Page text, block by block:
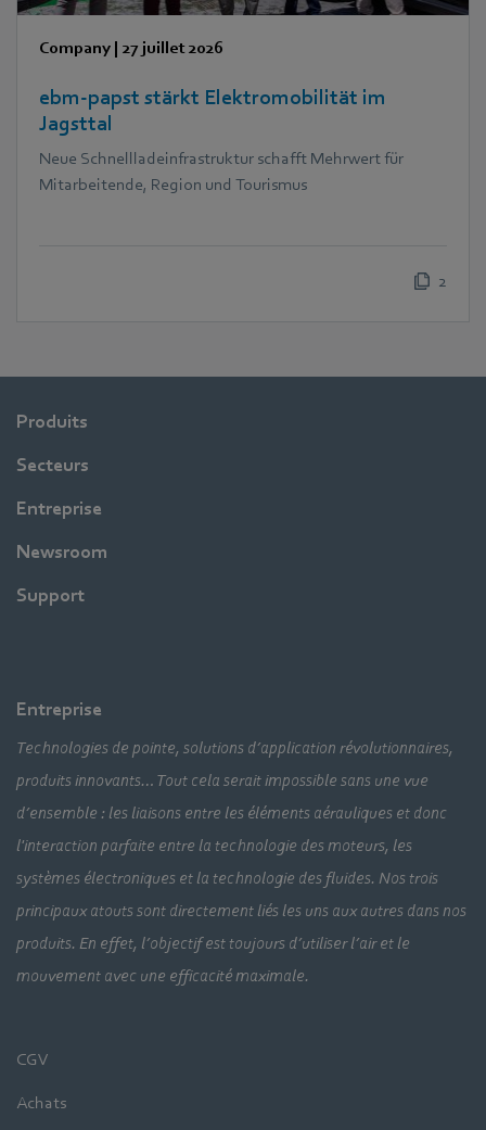
Company 27 juillet 2026
ebm‑papst stärkt Elektromobilität im
Jagsttal
Neue Schnellladeinfrastruktur schafft Mehrwert für
Mitarbeitende, Region und Tourismus
2
Produits
Secteurs
Entreprise
Newsroom
Support
Entreprise
Technologies de pointe, solutions d’application révolutionnaires,
produits innovants… Tout cela serait impossible sans une vue
d’ensemble : les liaisons entre les éléments aérauliques et donc
l'interaction parfaite entre la technologie des moteurs, les
systèmes électroniques et la technologie des fluides. Nos trois
principaux atouts sont directement liés les uns aux autres dans nos
produits. En effet, l’objectif est toujours d’utiliser l’air et le
mouvement avec une efficacité maximale.
CGV
Achats